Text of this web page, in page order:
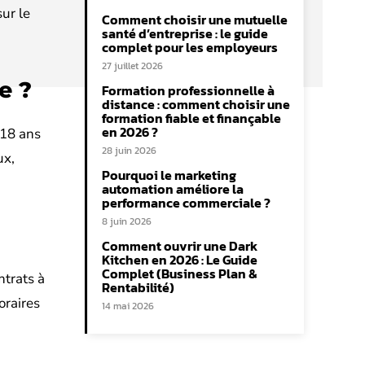
le
?
ans
à
Comment choisir une mutuelle
santé d’entreprise : le guide
complet pour les employeurs
27 juillet 2026
Formation professionnelle à
distance : comment choisir une
formation fiable et finançable
en 2026 ?
28 juin 2026
Pourquoi le marketing
automation améliore la
performance commerciale ?
8 juin 2026
Comment ouvrir une Dark
Kitchen en 2026 : Le Guide
Complet (Business Plan &
Rentabilité)
14 mai 2026